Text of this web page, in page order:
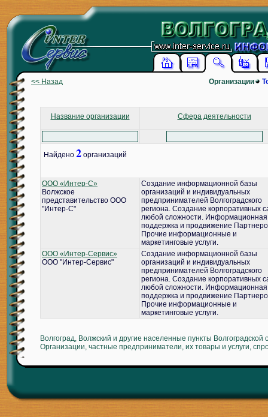
<< Назад Организации
Название организации Сфера деятельности
Найдено 2 организаций
ООО «Интер-С»
Волжское
представительство ООО
"Интер-С"
Создание информационной базы
организаций и индивидуальных
предпринимателей Волгоградского
региона. Создание корпоративных
любой сложности. Информационная
поддержка и продвижение
Прочие информационные и
маркетинговые услуги.
ООО «Интер-Сервис»
ООО "Интер-Сервис"
Создание информационной базы
организаций и индивидуальных
предпринимателей Волгоградского
региона. Создание корпоративных
любой сложности. Информационная
поддержка и продвижение
Прочие информационные и
маркетинговые услуги.
Волгоград, Волжский и другие населенные пункты Волгоградской
Организации, частные предприниматели, их товары и услуги,